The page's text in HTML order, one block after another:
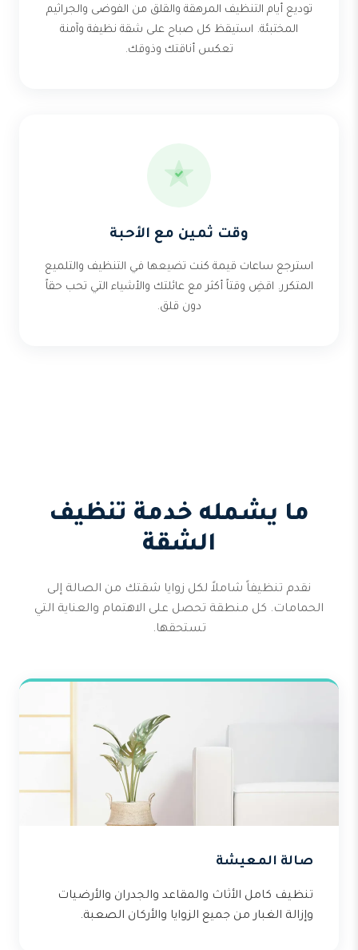
توديع أيام التنظيف المرهقة والقلق من الفوضى والجراثيم
المختبئة. استيقظ كل صباح على شقة نظيفة وآمنة
تعكس أناقتك وذوقك.
وقت ثمين مع الأحبة
استرجع ساعات قيمة كنت تضيعها في التنظيف والتلميع
المتكرر. اقضِ وقتاً أكثر مع عائلتك والأشياء التي تحب حقاً
دون قلق.
ما يشمله خدمة تنظيف
الشقة
نقدم تنظيفاً شاملاً لكل زوايا شقتك من الصالة إلى
الحمامات. كل منطقة تحصل على الاهتمام والعناية التي
تستحقها.
صالة المعيشة
تنظيف كامل الأثاث والمقاعد والجدران والأرضيات
وإزالة الغبار من جميع الزوايا والأركان الصعبة.